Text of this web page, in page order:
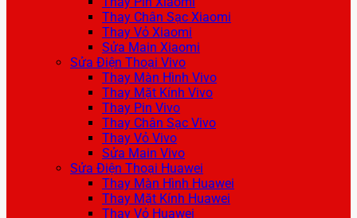
Thay Chân Sạc Xiaomi
Thay Vỏ Xiaomi
Sửa Main Xiaomi
Sửa Điện Thoại Vivo
Thay Màn Hình Vivo
Thay Mặt Kính Vivo
Thay Pin Vivo
Thay Chân Sạc Vivo
Thay Vỏ Vivo
Sửa Main Vivo
Sửa Điện Thoại Huawei
Thay Màn Hình Huawei
Thay Mặt Kính Huawei
Thay Vỏ Huawei